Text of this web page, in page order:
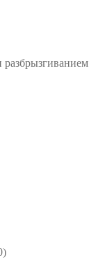
разбрызгиванием